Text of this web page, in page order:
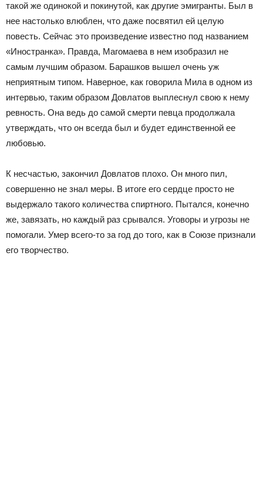
такой же одинокой и покинутой, как другие эмигранты. Был в
нее настолько влюблен, что даже посвятил ей целую
повесть. Сейчас это произведение известно под названием
«Иностранка». Правда, Магомаева в нем изобразил не
самым лучшим образом. Барашков вышел очень уж
неприятным типом. Наверное, как говорила Мила в одном из
интервью, таким образом Довлатов выплеснул свою к нему
ревность. Она ведь до самой смерти певца продолжала
утверждать, что он всегда был и будет единственной ее
любовью.
К несчастью, закончил Довлатов плохо. Он много пил,
совершенно не знал меры. В итоге его сердце просто не
выдержало такого количества спиртного. Пытался, конечно
же, завязать, но каждый раз срывался. Уговоры и угрозы не
помогали. Умер всего-то за год до того, как в Союзе признали
его творчество.